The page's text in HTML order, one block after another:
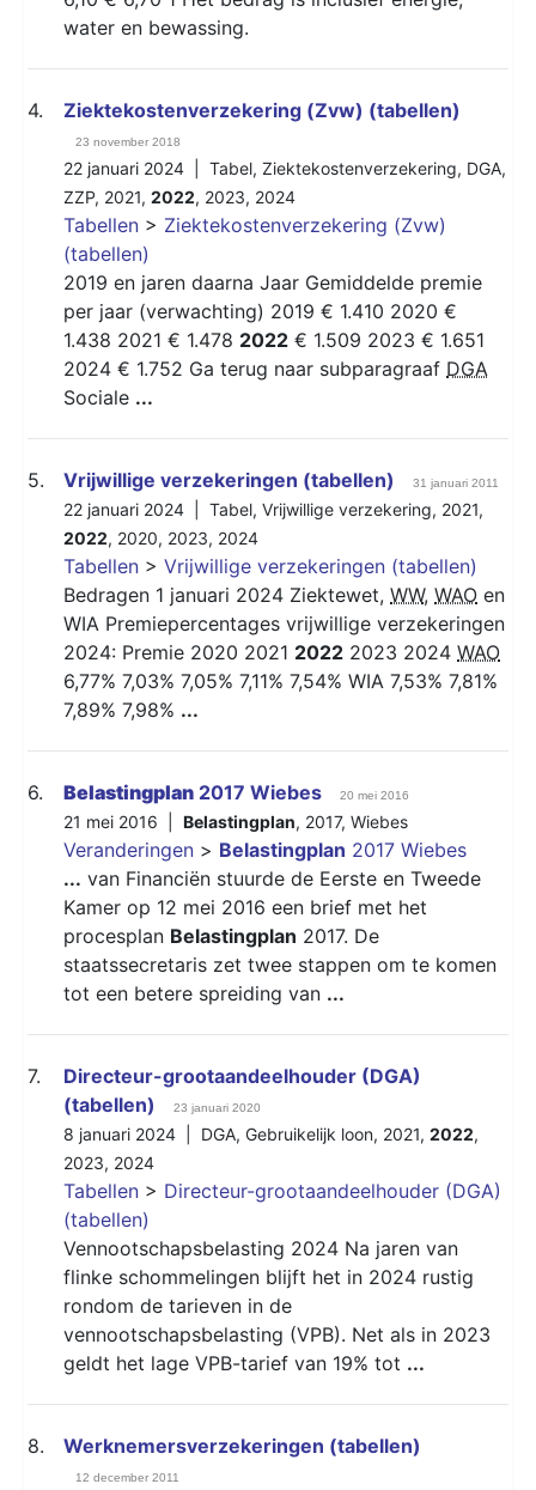
water en bewassing.
4. Ziektekostenverzekering (Zvw) (tabellen)
23 november 2018
22 januari 2024 | Tabel, Ziektekostenverzekering, DGA,
ZZP, 2021, 2022, 2023, 2024
Tabellen > Ziektekostenverzekering (Zvw)
(tabellen)
2019 en jaren daarna Jaar Gemiddelde premie
per jaar (verwachting) 2019 € 1.410 2020 €
1.438 2021 € 1.478 2022 € 1.509 2023 € 1.651
2024 € 1.752 Ga terug naar subparagraaf DGA
Sociale ...
5. Vrijwillige verzekeringen (tabellen) 31 januari 2011
22 januari 2024 | Tabel, Vrijwillige verzekering, 2021,
2022, 2020, 2023, 2024
Tabellen > Vrijwillige verzekeringen (tabellen)
Bedragen 1 januari 2024 Ziektewet, WW, WAO en
WIA Premiepercentages vrijwillige verzekeringen
2024: Premie 2020 2021 2022 2023 2024 WAO
6,77% 7,03% 7,05% 7,11% 7,54% WIA 7,53% 7,81%
7,89% 7,98% ...
6. Belastingplan 2017 Wiebes 20 mei 2016
21 mei 2016 | Belastingplan, 2017, Wiebes
Veranderingen > Belastingplan 2017 Wiebes
... van Financiën stuurde de Eerste en Tweede
Kamer op 12 mei 2016 een brief met het
procesplan Belastingplan 2017. De
staatssecretaris zet twee stappen om te komen
tot een betere spreiding van ...
7.
Directeur-grootaandeelhouder (DGA)
(tabellen)
23 januari 2020
8 januari 2024 | DGA, Gebruikelijk loon, 2021, 2022,
2023, 2024
Tabellen > Directeur-grootaandeelhouder (DGA)
(tabellen)
Vennootschapsbelasting 2024 Na jaren van
flinke schommelingen blijft het in 2024 rustig
rondom de tarieven in de
vennootschapsbelasting (VPB). Net als in 2023
geldt het lage VPB-tarief van 19% tot ...
8. Werknemersverzekeringen (tabellen)
12 december 2011